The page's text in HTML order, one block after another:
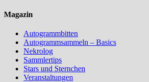
Magazin
Autogrammbitten
Autogrammsammeln – Basics
Nekrolog
Sammlertips
Stars und Sternchen
Veranstaltungen